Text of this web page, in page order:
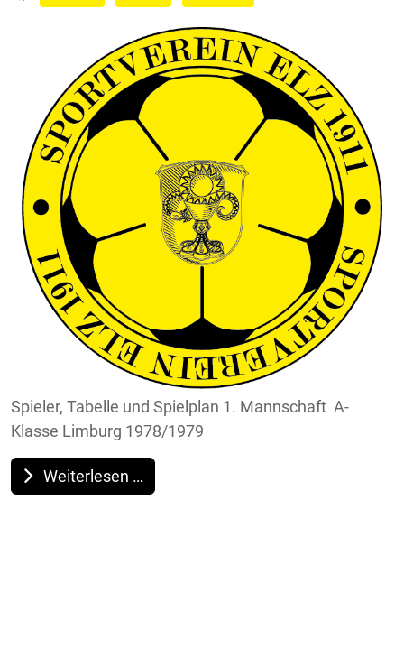
Spieler, Tabelle und Spielplan 1. Mannschaft A-
Klasse Limburg 1978/1979
Weiterlesen …